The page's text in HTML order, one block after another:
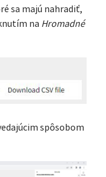
sa majú nahradiť,
na Hromadné
spôsobom